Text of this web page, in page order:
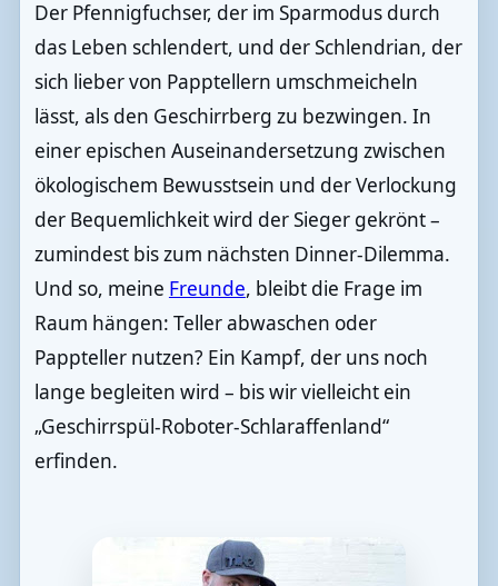
Der Pfennigfuchser, der im Sparmodus durch
das Leben schlendert, und der Schlendrian, der
sich lieber von Papptellern umschmeicheln
lässt, als den Geschirrberg zu bezwingen. In
einer epischen Auseinandersetzung zwischen
ökologischem Bewusstsein und der Verlockung
der Bequemlichkeit wird der Sieger gekrönt –
zumindest bis zum nächsten Dinner-Dilemma.
Und so, meine Freunde, bleibt die Frage im
Raum hängen: Teller abwaschen oder
Pappteller nutzen? Ein Kampf, der uns noch
lange begleiten wird – bis wir vielleicht ein
„Geschirrspül-Roboter-Schlaraffenland“
erfinden.